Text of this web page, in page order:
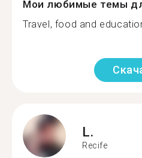
Мои любимые темы
Travel, food and
L.
Recife